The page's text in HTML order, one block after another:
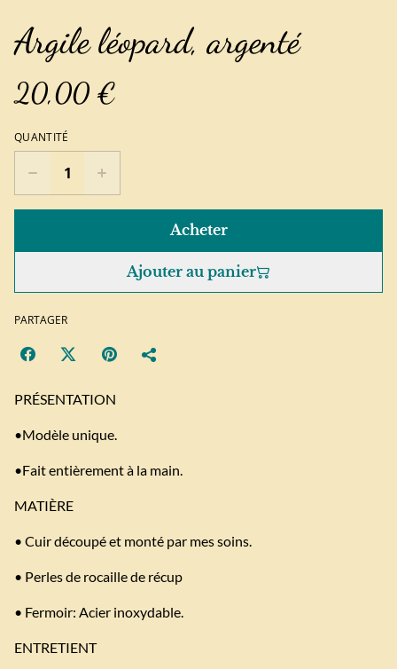
Argile léopard, argenté
20,00 €
QUANTITÉ
Acheter
Ajouter au panier
PARTAGER
PRÉSENTATION
•Modèle unique.
•Fait entièrement à la main.
MATIÈRE
• Cuir découpé et monté par mes soins.
• Perles de rocaille de récup
• Fermoir: Acier inoxydable.
ENTRETIENT